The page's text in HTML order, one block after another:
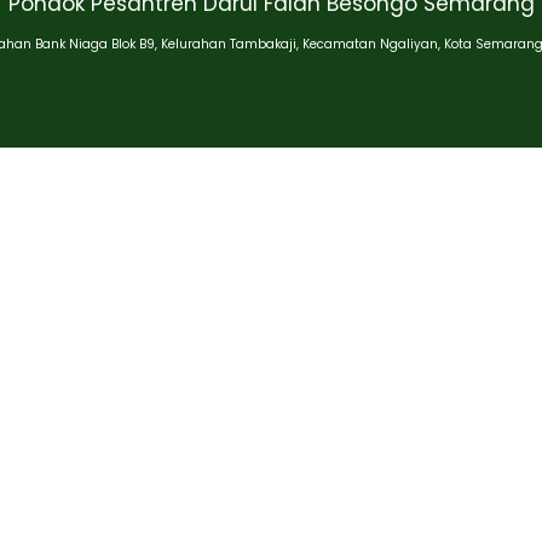
Bank Niaga Blok B9, Kelurahan Tambakaji, Kecamatan Ngaliyan, Kota